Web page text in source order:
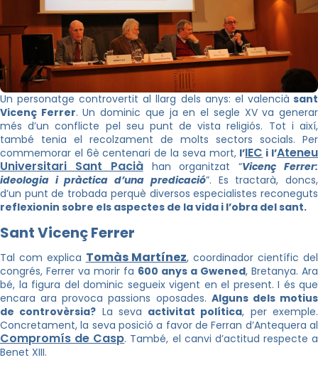
Un personatge controvertit al llarg dels anys: el valencià sant
Vicenç Ferrer. Un dominic que ja en el segle XV va generar
més d’un conflicte pel seu punt de vista religiós. Tot i així,
també tenia el recolzament de molts sectors socials. Per
commemorar el 6è centenari de la seva mort, l’IEC i l’Ateneu
Universitari Sant Paciàhan organitzat “Vicenç Ferrer:
ideologia i pràctica d’una predicació”. Es tractarà, doncs,
d’un punt de trobada perquè diversos especialistes reconeguts
reflexionin sobre els aspectes de la vida i l’obra del sant.
Sant Vicenç Ferrer
Tal com explica Tomàs Martínez, coordinador científic del
congrés, Ferrer va morir fa 600 anys a Gwened, Bretanya. Ara
bé, la figura del dominic segueix vigent en el present. I és que
encara ara provoca passions oposades. Alguns dels motius
de controvèrsia? La seva activitat política, per exemple.
Concretament, la seva posició a favor de Ferran d’Antequera al
Compromís de Casp. També, el canvi d’actitud respecte a
Benet XIII.